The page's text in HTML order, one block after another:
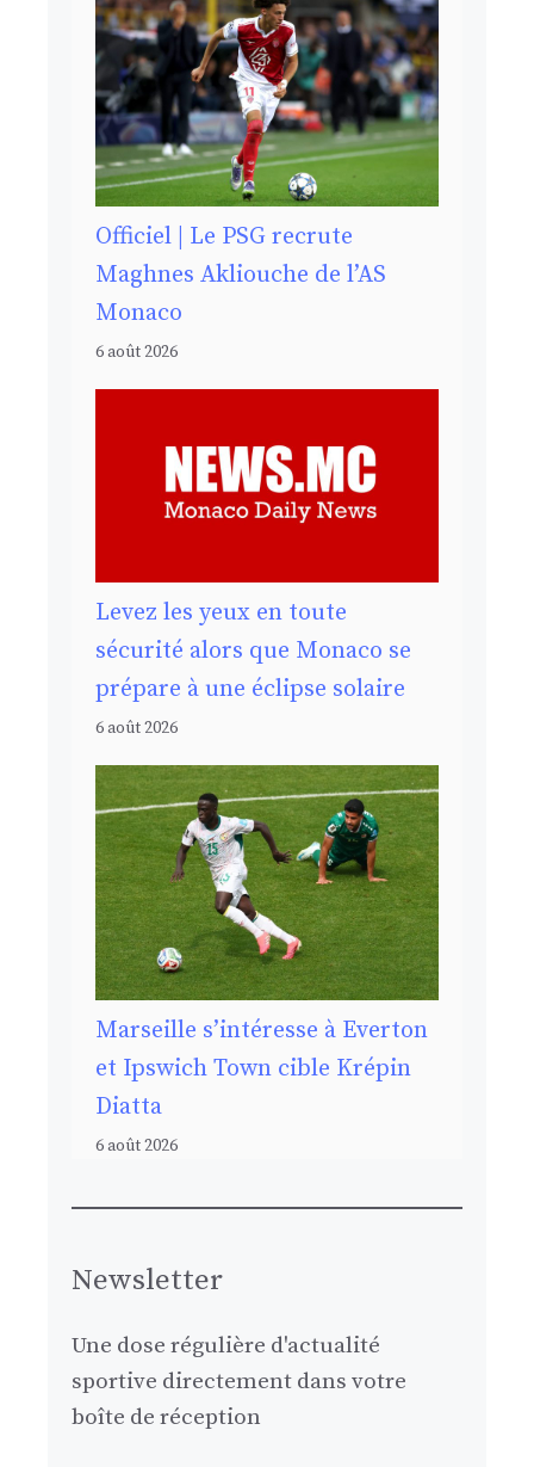
Officiel | Le PSG recrute
Maghnes Akliouche de l’AS
Monaco
6 août 2026
Levez les yeux en toute
sécurité alors que Monaco se
prépare à une éclipse solaire
6 août 2026
Marseille s’intéresse à Everton
et Ipswich Town cible Krépin
Diatta
6 août 2026
Newsletter
Une dose régulière d'actualité
sportive directement dans votre
boîte de réception